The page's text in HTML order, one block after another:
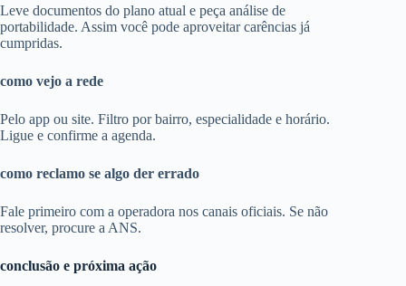
Leve documentos do plano atual e peça análise de
portabilidade. Assim você pode aproveitar carências já
cumpridas.
como vejo a rede
Pelo app ou site. Filtro por bairro, especialidade e horário.
Ligue e confirme a agenda.
como reclamo se algo der errado
Fale primeiro com a operadora nos canais oficiais. Se não
resolver, procure a ANS.
conclusão e próxima ação